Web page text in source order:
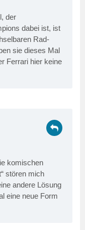
der
dabei ist, ist
Rad-
sie dieses Mal
Ferrari hier keine
komischen
stören mich
andere Lösung
eine neue Form